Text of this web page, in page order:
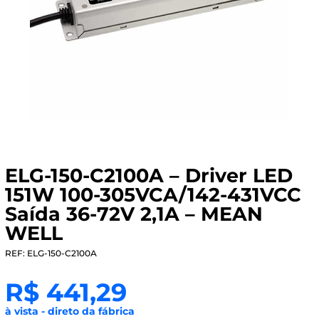
ELG-150-C2100A – Driver LED
151W 100-305VCA/142-431VCC
Saída 36-72V 2,1A – MEAN
WELL
REF: ELG-150-C2100A
R$441,29
à vista - direto da fábrica